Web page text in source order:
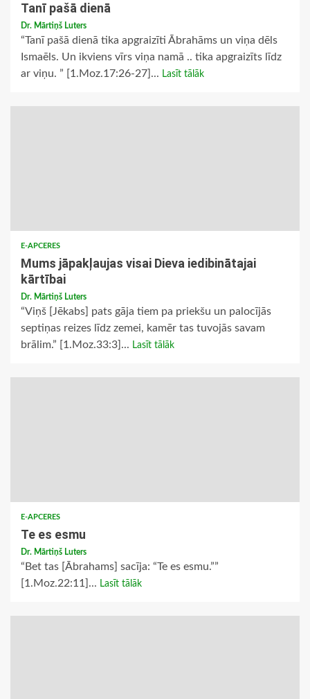
Tanī pašā dienā
Dr. Mārtiņš Luters
“Tanī pašā dienā tika apgraizīti Ābrahāms un viņa dēls
Ismaēls. Un ikviens vīrs viņa namā .. tika apgraizīts līdz
ar viņu. ” [1.Moz.17:26-27]... Lasīt tālāk
E-APCERES
Mums jāpakļaujas visai Dieva iedibinātajai
kārtībai
Dr. Mārtiņš Luters
“Viņš [Jēkabs] pats gāja tiem pa priekšu un palocījās
septiņas reizes līdz zemei, kamēr tas tuvojās savam
brālim.” [1.Moz.33:3]... Lasīt tālāk
E-APCERES
Te es esmu
Dr. Mārtiņš Luters
“Bet tas [Ābrahams] sacīja: “Te es esmu.””
[1.Moz.22:11]... Lasīt tālāk